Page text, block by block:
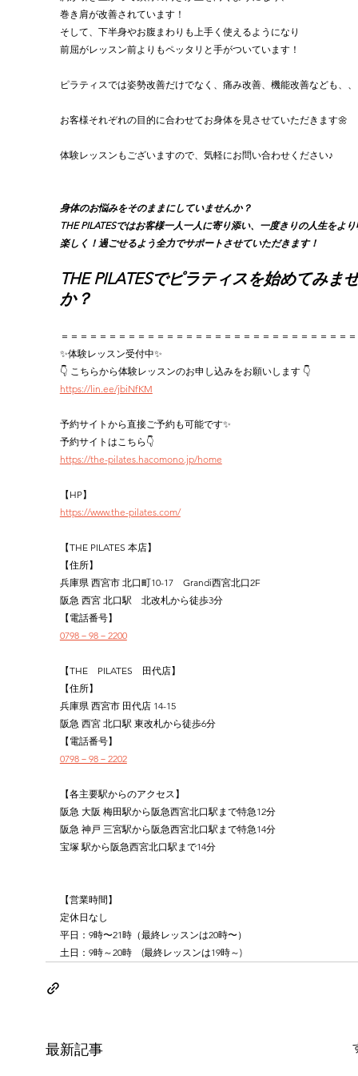
巻き肩が改善されています！
そして、下半身やお腹まわりも上手く使えるようになり
前屈がレッスン前よりもペッタリと手がついています！
ピラティスでは姿勢改善だけでなく、痛み改善、機能改善なども、、
お客様それぞれの目的に合わせてお身体を見させていただきます🌼
体験レッスンもございますので、気軽にお問い合わせください♪
身体のお悩みをそのままにしていませんか？
THE PILATESではお客様一人一人に寄り添い、一度きりの人生をよ
楽しく！過ごせるよう全力でサポートさせていただきます！
THE PILATESでピラティスを始めてみま
か？
＝＝＝＝＝＝＝＝＝＝＝＝＝＝＝＝＝＝＝＝＝＝＝＝＝＝＝＝＝＝
✨体験レッスン受付中✨
👇 こちらから体験レッスンのお申し込みをお願いします 👇
https://lin.ee/jbiNfKM
予約サイトから直接ご予約も可能です✨
予約サイトはこちら👇
https://the-pilates.hacomono.jp/home
【HP】
https://www.the-pilates.com/
【THE PILATES 本店】
【住所】
兵庫県 西宮市 北口町10-17　Grandi西宮北口2F
阪急 西宮 北口駅　北改札から徒歩3分
【電話番号】
0798－98－2200
【THE　PILATES　田代店】
【住所】
兵庫県 西宮市 田代店 14-15
阪急 西宮 北口駅 東改札から徒歩6分
【電話番号】
0798－98－2202
【各主要駅からのアクセス】
阪急 大阪 梅田駅から阪急西宮北口駅まで特急12分
阪急 神戸 三宮駅から阪急西宮北口駅まで特急14分
宝塚 駅から阪急西宮北口駅まで14分
【営業時間】
定休日なし
平日：9時〜21時（最終レッスンは20時〜）
土日：9時～20時　(最終レッスンは19時～)
最新記事